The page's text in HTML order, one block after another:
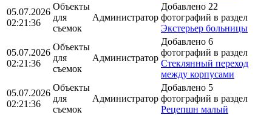
05.07.2026
02:21:36
Объекты
для
съемок
Администратор
Добавлено 22
фотографий в раздел
Экстерьер больницы
05.07.2026
02:21:36
Объекты
для
съемок
Администратор
Добавлено 6
фотографий в раздел
Стеклянный переход
между корпусами
05.07.2026
02:21:36
Объекты
для
съемок
Администратор
Добавлено 5
фотографий в раздел
Рецепшн малый